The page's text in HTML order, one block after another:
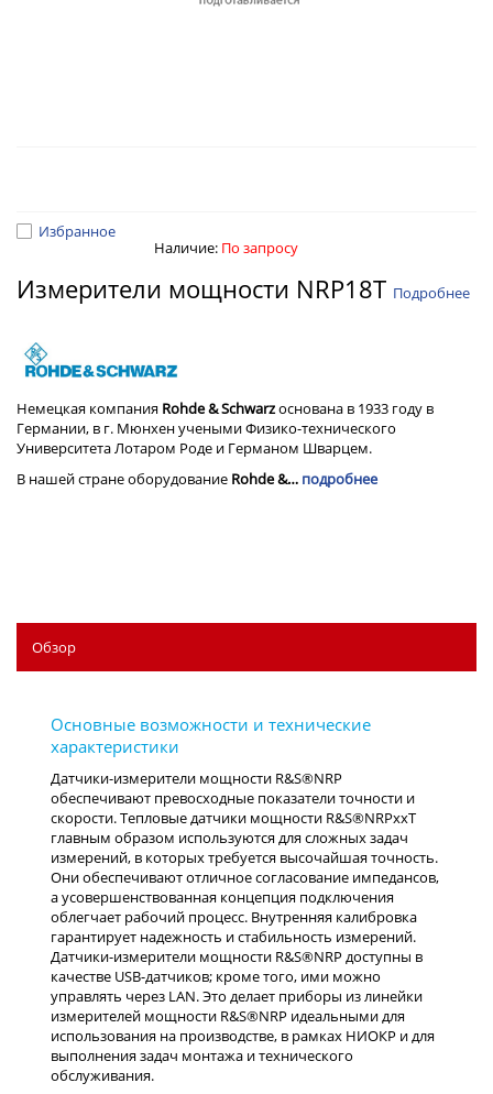
Избранное
Наличие: По запросу
Измерители мощности NRP18T Подробнее
Немецкая компания Rohde & Schwarzоснована в 1933 году в
Германии, в г. Мюнхен учеными Физико-технического
Университета Лотаром Роде и Германом Шварцем.
В нашей стране оборудование Rohde &… подробнее
Обзор
Датчики-измерители мощности R&S®NRP
обеспечивают превосходные показатели точности и
скорости. Тепловые датчики мощности R&S®NRPxxT
главным образом используются для сложных задач
измерений, в которых требуется высочайшая точность.
Они обеспечивают отличное согласование импедансов,
а усовершенствованная концепция подключения
облегчает рабочий процесс. Внутренняя калибровка
гарантирует надежность и стабильность измерений.
Датчики-измерители мощности R&S®NRP доступны в
качестве USB-датчиков; кроме того, ими можно
управлять через LAN. Это делает приборы из линейки
измерителей мощности R&S®NRP идеальными для
использования на производстве, в рамках НИОКР и для
выполнения задач монтажа и технического
обслуживания.